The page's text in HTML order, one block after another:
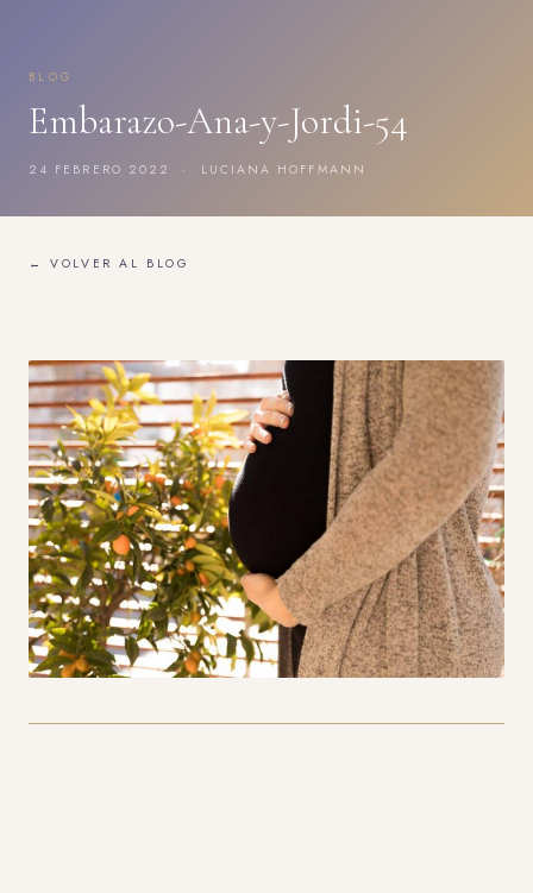
BLOG
Embarazo-Ana-y-Jordi-54
24 FEBRERO 2022 · LUCIANA HOFFMANN
← VOLVER AL BLOG